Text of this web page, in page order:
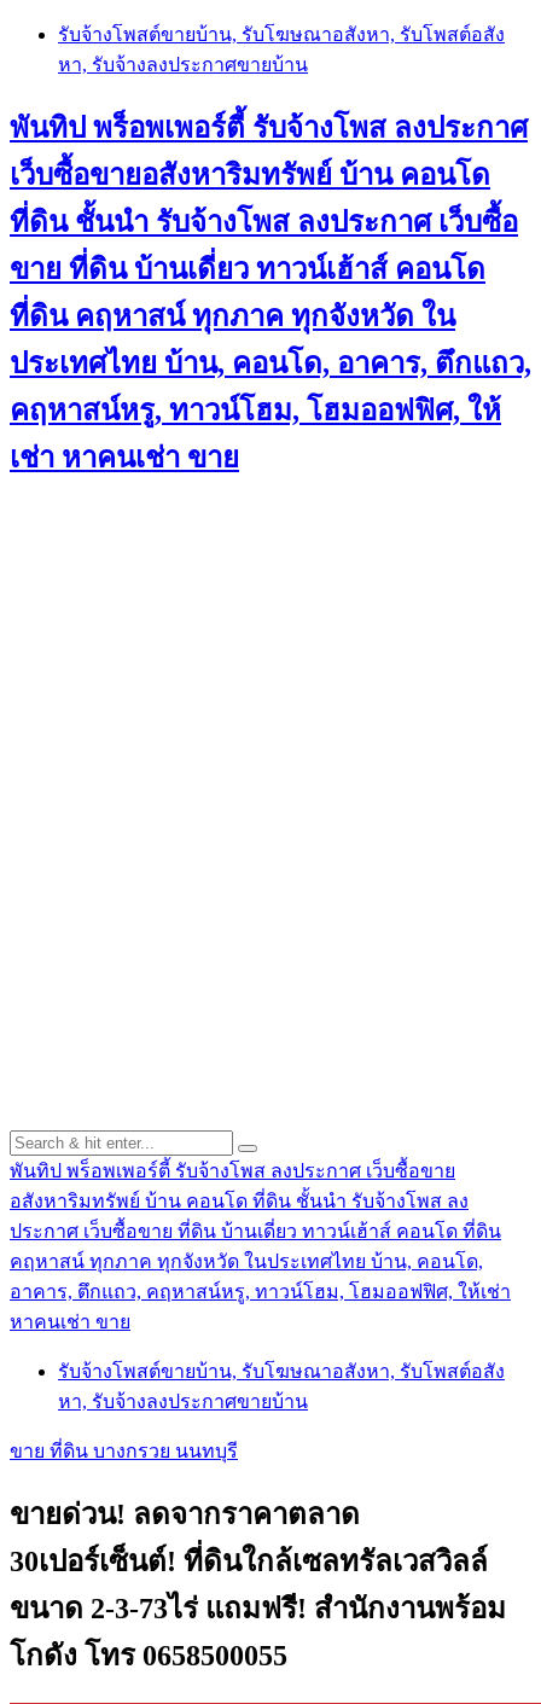
Skip
content
รับจ้างโพสต์ขายบ้าน, รับโฆษณาอสังหา, รับโพสต์อสัง
หา, รับจ้างลงประกาศขายบ้าน
พันทิป พร็อพเพอร์ตี้ รับจ้างโพส ลงประกาศ
เว็บซื้อขายอสังหาริมทรัพย์ บ้าน คอนโด
ที่ดิน ชั้นนำ รับจ้างโพส ลงประกาศ เว็บซื้อ
ขาย ที่ดิน บ้านเดี่ยว ทาวน์เฮ้าส์ คอนโด
ที่ดิน คฤหาสน์ ทุกภาค ทุกจังหวัด ใน
ประเทศไทย บ้าน, คอนโด, อาคาร, ตึกแถว,
คฤหาสน์หรู, ทาวน์โฮม, โฮมออฟฟิศ, ให้
เช่า หาคนเช่า ขาย
พันทิป พร็อพเพอร์ตี้ รับจ้างโพส ลงประกาศ เว็บซื้อขาย
อสังหาริมทรัพย์ บ้าน คอนโด ที่ดิน ชั้นนำ รับจ้างโพส ลง
ประกาศ เว็บซื้อขาย ที่ดิน บ้านเดี่ยว ทาวน์เฮ้าส์ คอนโด ที่ดิน
คฤหาสน์ ทุกภาค ทุกจังหวัด ในประเทศไทย บ้าน, คอนโด,
อาคาร, ตึกแถว, คฤหาสน์หรู, ทาวน์โฮม, โฮมออฟฟิศ, ให้เช่า
หาคนเช่า ขาย
รับจ้างโพสต์ขายบ้าน, รับโฆษณาอสังหา, รับโพสต์อสัง
หา, รับจ้างลงประกาศขายบ้าน
ขาย ที่ดิน บางกรวย นนทบุรี
ขายด่วน! ลดจากราคาตลาด
30เปอร์เซ็นต์! ที่ดินใกล้เซลทรัลเวสวิลล์
ขนาด 2-3-73ไร่ แถมฟรี! สำนักงานพร้อม
โกดัง โทร 0658500055